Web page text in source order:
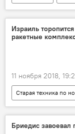
чемпионат мира
Израиль
ракетные
11 ноября 2018,
Новости Латвии
Бриедис завоевал